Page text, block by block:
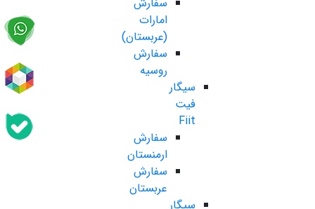
امارات
(عربستان)
سفارش
روسیه
سیگار
فیت
Fiit
سفارش
ارمنستان
سفارش
عربستان
سیگار